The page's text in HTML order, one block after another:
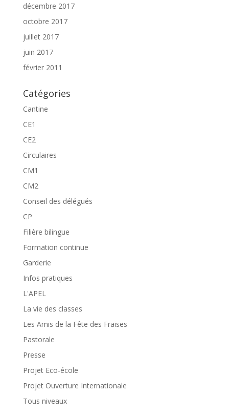
décembre 2017
octobre 2017
juillet 2017
juin 2017
février 2011
Catégories
Cantine
CE1
CE2
Circulaires
CM1
CM2
Conseil des délégués
CP
Filière bilingue
Formation continue
Garderie
Infos pratiques
L'APEL
La vie des classes
Les Amis de la Fête des Fraises
Pastorale
Presse
Projet Eco-école
Projet Ouverture Internationale
Tous niveaux